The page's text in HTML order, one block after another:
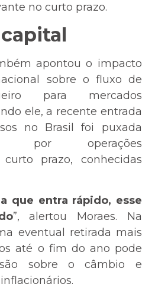
no curto prazo.
apontou o impacto
sobre o fluxo de
para mercados
ele, a recente entrada
no Brasil foi puxada
por operações
prazo, conhecidas
que entra rápido, esse
”, alertou Moraes. Na
eventual retirada mais
até o fim do ano pode
sobre o câmbio e